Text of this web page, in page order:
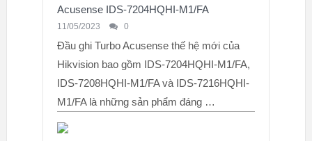
Acusense IDS-7204HQHI-M1/FA
11/05/2023 0
Đầu ghi Turbo Acusense thế hệ mới của
Hikvision bao gồm IDS-7204HQHI-M1/FA,
IDS-7208HQHI-M1/FA và IDS-7216HQHI-
M1/FA là những sản phẩm đáng …